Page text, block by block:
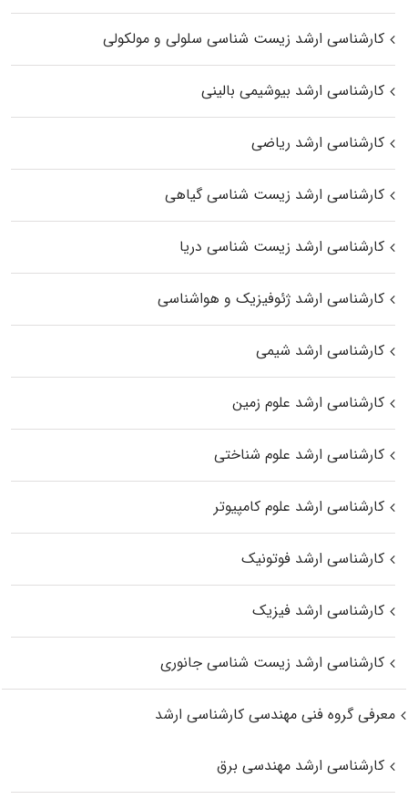
کارشناسی ارشد زیست شناسی سلولی و مولکولی
کارشناسی ارشد بیوشیمی بالینی
کارشناسی ارشد ریاضی
کارشناسی ارشد زیست‌ شناسی گیاهی
کارشناسی ارشد زیست‌ شناسی دریا
کارشناسی ارشد ژئوفیزیک و هواشناسی
کارشناسی ارشد شیمی
کارشناسی ارشد علوم زمین
کارشناسی ارشد علوم شناختی
کارشناسی ارشد علوم کامپیوتر
کارشناسی ارشد فوتونیک
کارشناسی ارشد فیزیک
کارشناسی ارشد زیست‌ شناسی جانوری
معرفی گروه فنی مهندسی کارشناسی ارشد
کارشناسی ارشد مهندسی برق